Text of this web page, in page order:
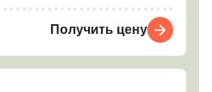
Получить цену